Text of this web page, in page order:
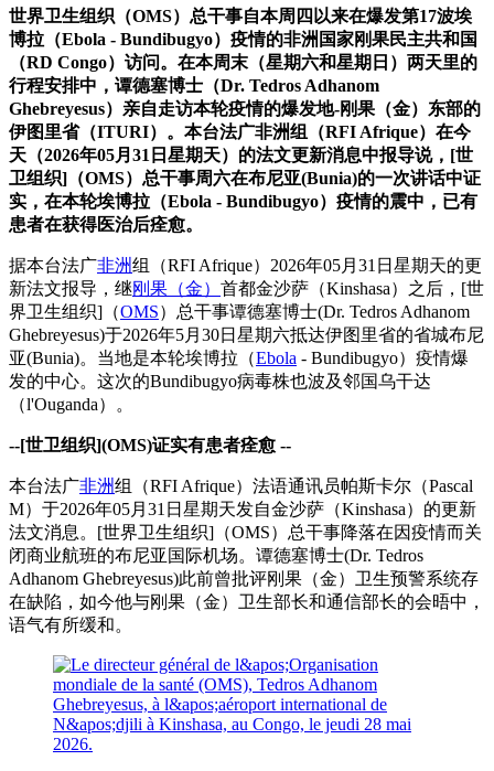
世界卫生组织（OMS）总干事自本周四以来在爆发第17波埃
博拉（Ebola - Bundibugyo）疫情的非洲国家刚果民主共和国
（RD Congo）访问。在本周末（星期六和星期日）两天里的
行程安排中，谭德塞博士（Dr. Tedros Adhanom
Ghebreyesus）亲自走访本轮疫情的爆发地-刚果（金）东部的
伊图里省（ITURI）。本台法广非洲组（RFI Afrique）在今
天（2026年05月31日星期天）的法文更新消息中报导说，[世
卫组织]（OMS）总干事周六在布尼亚(Bunia)的一次讲话中证
实，在本轮埃博拉（Ebola - Bundibugyo）疫情的震中，已有
患者在获得医治后痊愈。
据本台法广非洲组（RFI Afrique）2026年05月31日星期天的更
新法文报导，继刚果（金） 首都金沙萨（Kinshasa）之后，[世
界卫生组织]（OMS）总干事谭德塞博士(Dr. Tedros Adhanom
Ghebreyesus)于2026年5月30日星期六抵达伊图里省的省城布尼
亚(Bunia)。当地是本轮埃博拉（Ebola - Bundibugyo）疫情爆
发的中心。这次的Bundibugyo病毒株也波及邻国乌干达
（l'Ouganda）。
--[世卫组织](OMS)证实有患者痊愈 --
本台法广非洲组（RFI Afrique）法语通讯员帕斯卡尔（Pascal
M）于2026年05月31日星期天发自金沙萨（Kinshasa）的更新
法文消息。[世界卫生组织]（OMS）总干事降落在因疫情而关
闭商业航班的布尼亚国际机场。谭德塞博士(Dr. Tedros
Adhanom Ghebreyesus)此前曾批评刚果（金）卫生预警系统存
在缺陷，如今他与刚果（金）卫生部长和通信部长的会晤中，
语气有所缓和。